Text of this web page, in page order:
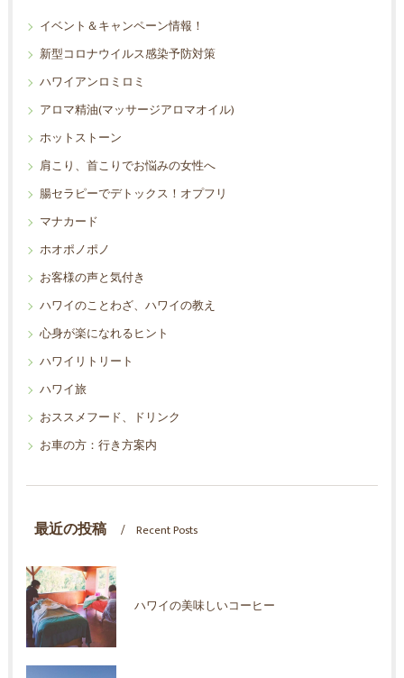
イベント＆キャンペーン情報！
新型コロナウイルス感染予防対策
ハワイアンロミロミ
アロマ精油(マッサージアロマオイル)
ホットストーン
肩こり、首こりでお悩みの女性へ
腸セラピーでデトックス！オプフリ
マナカード
ホオポノポノ
お客様の声と気付き
ハワイのことわざ、ハワイの教え
心身が楽になれるヒント
ハワイリトリート
ハワイ旅
おススメフード、ドリンク
お車の方：行き方案内
最近の投稿 Recent Posts
ハワイの美味しいコーヒー